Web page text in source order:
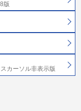
版
カーソル非表示版